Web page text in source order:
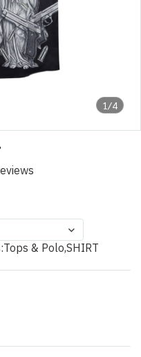
1/4
Tops & Polo,SHIRT